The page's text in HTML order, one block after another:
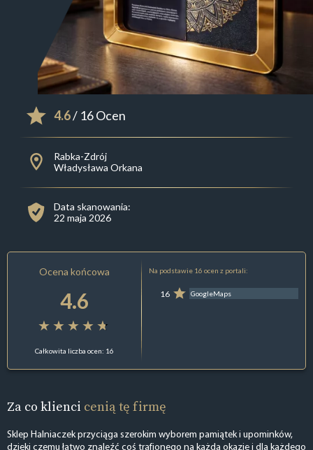
4.6/ 16 Ocen
Rabka-Zdrój
Władysława Orkana
Data skanowania:
22 maja 2026
Ocena końcowa
4.6
Całkowita liczba ocen: 16
Na podstawie 16 ocen z portali:
16 GoogleMaps
Za co klienci cenią tę firmę
Sklep Halniaczek przyciąga szerokim wyborem pamiątek i upominków,
dzięki czemu łatwo znaleźć coś trafionego na każdą okazję i dla każdego